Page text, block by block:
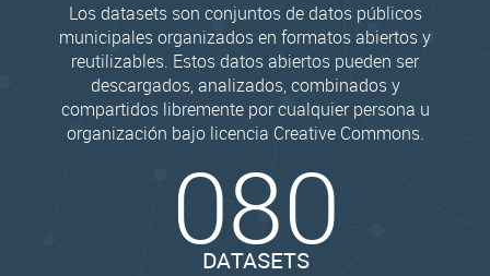
Los datasets son conjuntos de datos públicos
municipales organizados en formatos abiertos y
reutilizables. Estos datos abiertos pueden ser
descargados, analizados, combinados y
compartidos libremente por cualquier persona u
organización bajo licencia Creative Commons.
080
DATASETS